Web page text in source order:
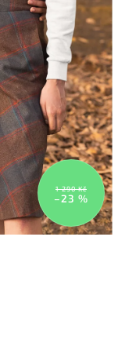
1 290 Kč
–23 %